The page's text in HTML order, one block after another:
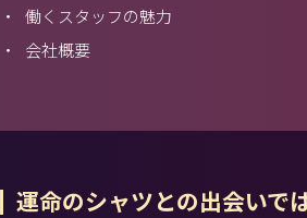
・
働くスタッフの魅力
・
会社概要
運命のシャツとの出会いで